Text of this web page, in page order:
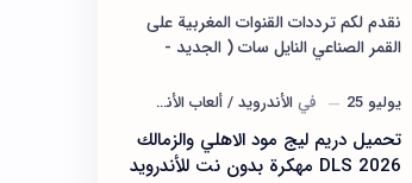
نقدم لكم ترددات القنوات المغربية على
القمر الصناعي النايل سات ( الجديد -
بالجودة HD و SD الكاملة. تردد جميع
قنوات المغرب…
تحميل دريم ليج مود الاهلي والزمالك
DLS 2026 مهكرة بدون نت للأندرويد